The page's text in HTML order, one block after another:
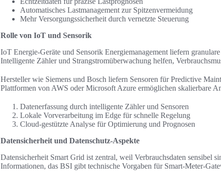
Automatisches Lastmanagement zur Spitzenvermeidung
Mehr Versorgungssicherheit durch vernetzte Steuerung
Rolle von IoT und Sensorik
IoT Energie-Geräte und Sensorik Energiemanagement liefern
Intelligente Zähler und Strangstromüberwachung helfen,
Hersteller wie Siemens und Bosch liefern Sensoren für Predictive
Plattformen von AWS oder Microsoft Azure ermöglichen skalierbare
Datenerfassung durch intelligente Zähler und Sensoren
Lokale Vorverarbeitung im Edge für schnelle Regelung
Cloud-gestützte Analyse für Optimierung und Prognosen
Datensicherheit und Datenschutz-Aspekte
Datensicherheit Smart Grid ist zentral, weil Verbrauchsdaten sensibel
Informationen, das BSI gibt technische Vorgaben für Smart-Meter-